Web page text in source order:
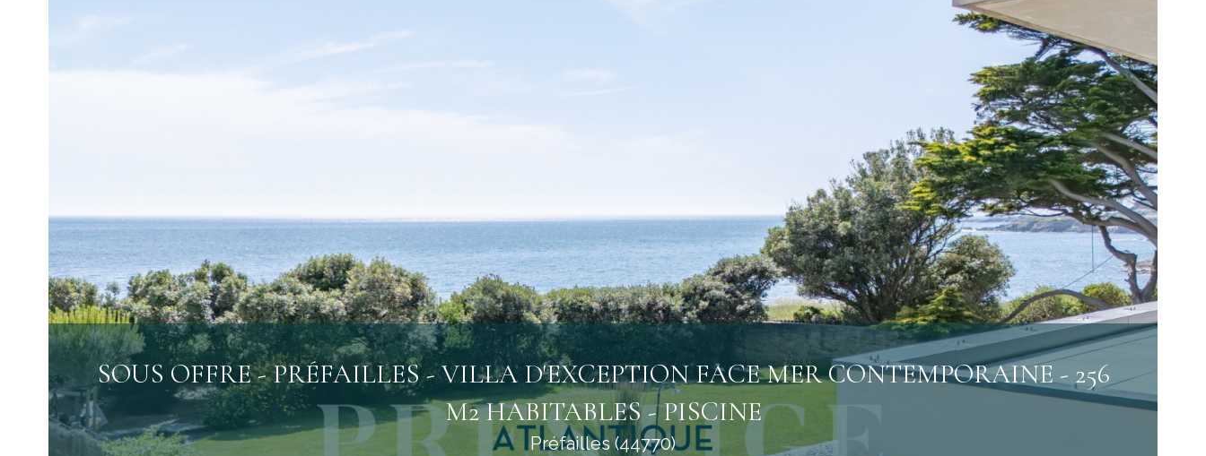
SOUS OFFRE - PRÉFAILLES - VILLA D'EXCEPTION FACE MER CONTEMPORAINE - 256
M2 HABITABLES - PISCINE
Préfailles (44770)